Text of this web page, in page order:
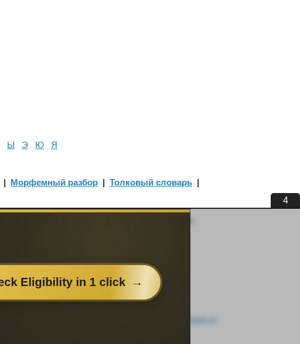
Ы Э Ю Я
| Морфемный разбор | Толковый словарь |
Отказа от
4